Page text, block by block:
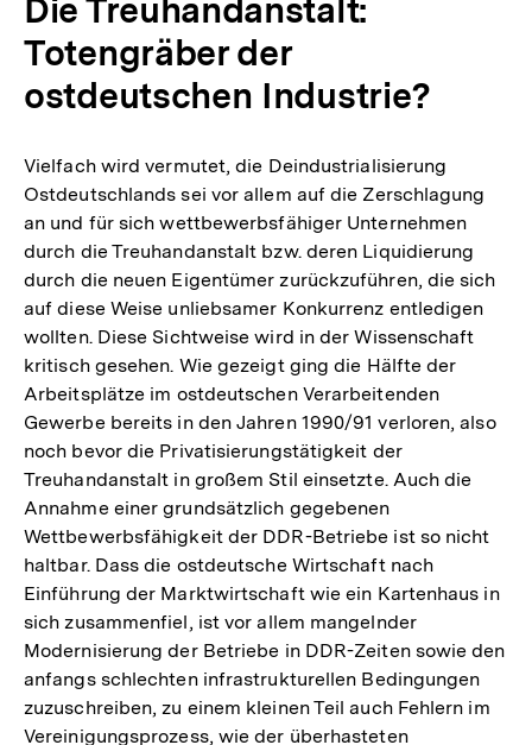
Die Treuhandanstalt:
Totengräber der
ostdeutschen Industrie?
Vielfach wird vermutet, die Deindustrialisierung
Ostdeutschlands sei vor allem auf die Zerschlagung
an und für sich wettbewerbsfähiger Unternehmen
durch die Treuhandanstalt bzw. deren Liquidierung
durch die neuen Eigentümer zurückzuführen, die sich
auf diese Weise unliebsamer Konkurrenz entledigen
wollten. Diese Sichtweise wird in der Wissenschaft
kritisch gesehen. Wie gezeigt ging die Hälfte der
Arbeitsplätze im ostdeutschen Verarbeitenden
Gewerbe bereits in den Jahren 1990/91 verloren, also
noch bevor die Privatisierungstätigkeit der
Treuhandanstalt in großem Stil einsetzte. Auch die
Annahme einer grundsätzlich gegebenen
Wettbewerbsfähigkeit der DDR-Betriebe ist so nicht
haltbar. Dass die ostdeutsche Wirtschaft nach
Einführung der Marktwirtschaft wie ein Kartenhaus in
sich zusammenfiel, ist vor allem mangelnder
Modernisierung der Betriebe in DDR-Zeiten sowie den
anfangs schlechten infrastrukturellen Bedingungen
zuzuschreiben, zu einem kleinen Teil auch Fehlern im
Vereinigungsprozess, wie der überhasteten